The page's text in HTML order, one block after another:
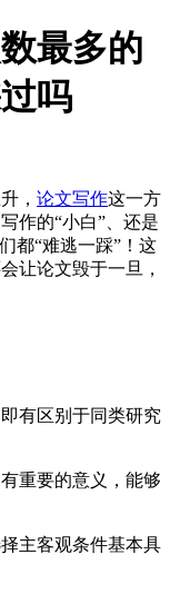
最多的
吗
， 论文写作这一方
作的“小白”、还是
都“难逃一踩”！这
让论文毁于一旦，
有区别于同类研究
重要的意义，能够
主客观条件基本具